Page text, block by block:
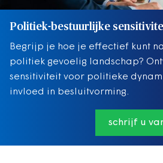
Politiek-bestuurlijke
Begrijp je hoe je effectief kunt
politiek gevoelig landschap?
sensitiviteit voor politieke
invloed in besluitvorming.
schrijf u